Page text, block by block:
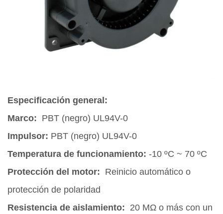
Especificación general:
Marco: PBT (negro) UL94V-0
Impulsor: PBT (negro) UL94V-0
Temperatura de funcionamiento: -10 ºC ~ 70 ºC
Protección del motor: Reinicio automático o
protección de polaridad
Resistencia de aislamiento: 20 MΩ o más con un